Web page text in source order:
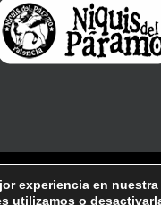
Valladolid |Aviso legal
experiencia en nuestra
utilizamos o